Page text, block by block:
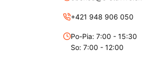
+421 948 906 050
Po-Pia: 7:00 - 15:30
So: 7:00 - 12:00